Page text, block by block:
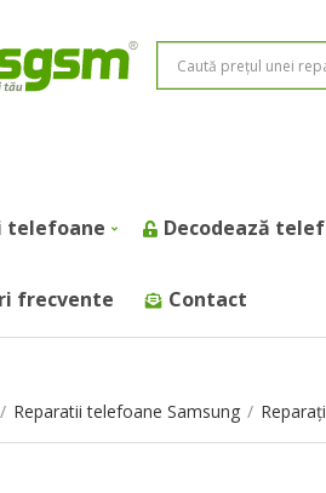
telefoane Decodează
frecvente Contact
/ Reparatii telefoane Samsung /